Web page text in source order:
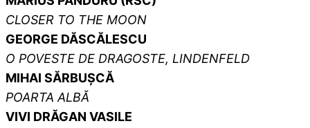
CLOSER TO THE MOON
GEORGE DĂSCĂLESCU
O POVESTE DE DRAGOSTE, LINDENFELD
MIHAI SĂRBUȘCĂ
POARTA ALBĂ
VIVI DRĂGAN VASILE